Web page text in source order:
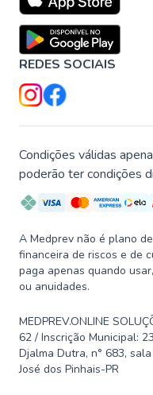
REDES SOCIAIS
Condições válidas
poderão ter condições
A Medprev não é plano
financeira de riscos e de
paga apenas quando
ou anuidades.
MEDPREV.ONLINE
62 / Inscrição Municipal:
Djalma Dutra, n° 683,
José dos Pinhais-PR